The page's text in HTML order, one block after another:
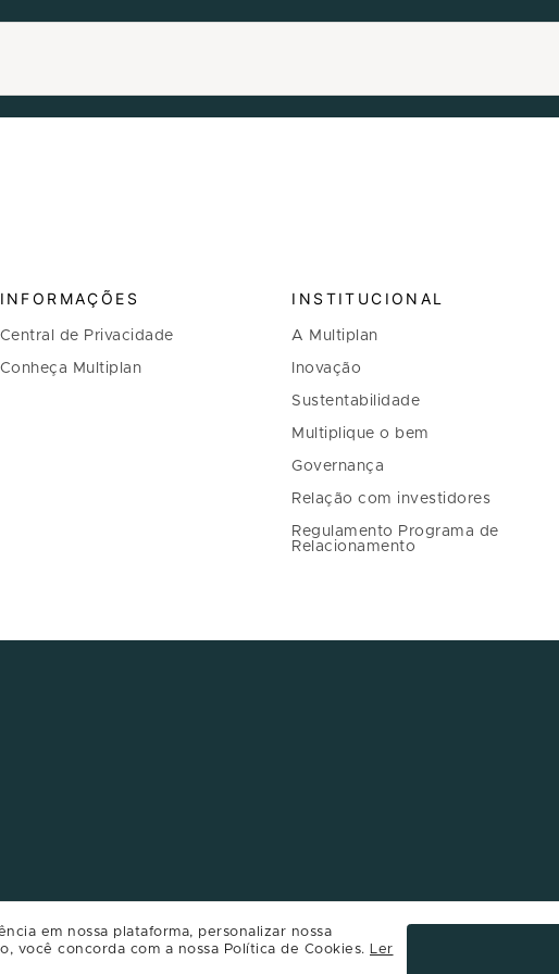
INFORMAÇÕES
Central de Privacidade
Conheça Multiplan
INSTITUCIONAL
A Multiplan
Inovação
Sustentabilidade
Multiplique o bem
Governança
Relação com investidores
Regulamento Programa de
Relacionamento
em nossa plataforma, personalizar nossa
você concorda com a nossa Política de Cookies. Ler